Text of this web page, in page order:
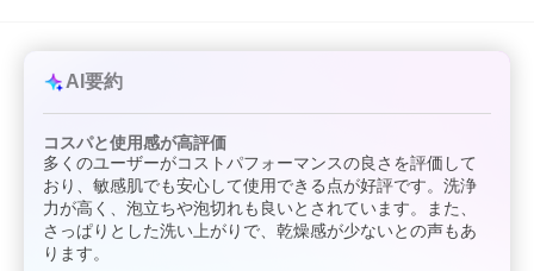
【広告文責】
株式会社サンドラッグ
電話番号:0120‐009‐368
4902895039799
【ブランド】
無添加生活
※お届け地域によっては、表記されている日数よりもお届けにお
時間を頂く場合がございます。
AI要約
コスパと使用感が高評価
多くのユーザーがコストパフォーマンスの良さを評価して
おり、敏感肌でも安心して使用できる点が好評です。洗浄
力が高く、泡立ちや泡切れも良いとされています。また、
さっぱりとした洗い上がりで、乾燥感が少ないとの声もあ
ります。